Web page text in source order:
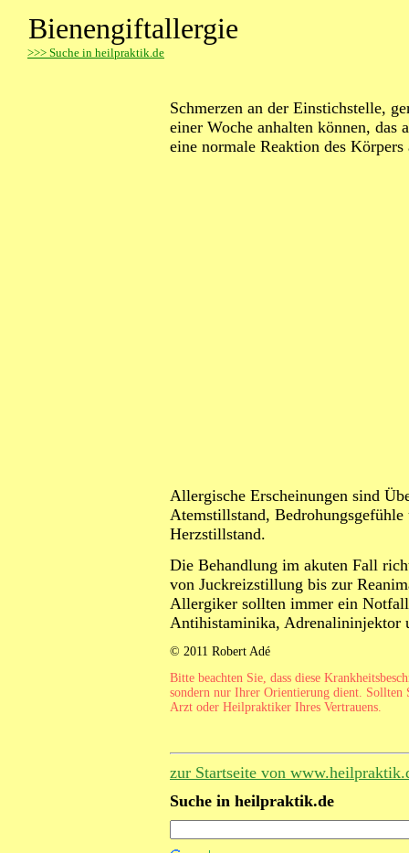
Bienengiftallergie
>>> Suche in heilpraktik.de
Schmerzen an der Einstichstelle,
einer Woche anhalten können,
eine normale Reaktion des
Allergische Erscheinungen sind
Atemstillstand,
Herzstillstand.
Die Behandlung im akuten Fall
von Juckreizstillung bis zur
Allergiker sollten immer ein
Antihistaminika, Adrenalininjektor
© 2011 Robert Adé
Bitte beachten Sie, dass diese
sondern nur Ihrer Orientierung dient. Sollten
Arzt oder Heilpraktiker Ihres Vertrauens.
zur Startseite von
Suche in heilpraktik.de